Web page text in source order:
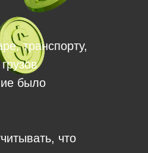
транспорту,
было
что